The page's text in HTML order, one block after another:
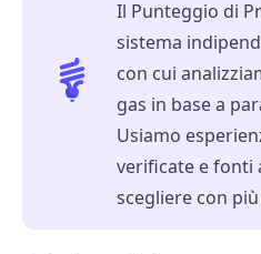
Il Punteggio di
sistema
con cui
gas in base a
Usiamo
verificate e fonti
scegliere con